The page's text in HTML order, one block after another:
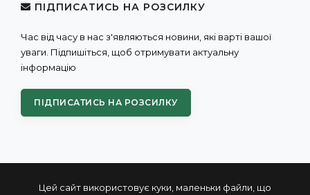
Цей сайт використовує куки, маленьки файли, що
ПІДПИСАТИСЬ НА РОЗСИЛКУ
Час від часу в нас з'являються новини, які варті вашої
уваги. Підпишіться, щоб отримувати актуальну
інформацію
ПІДПИСАТИСЬ НА РОЗСИЛКУ